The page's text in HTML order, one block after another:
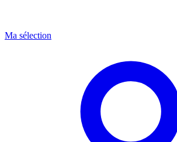
Ma sélection